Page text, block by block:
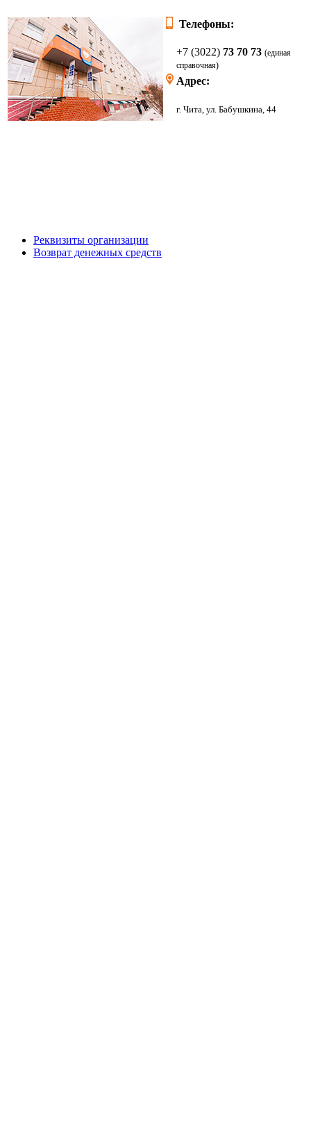
Телефоны:
+7 (3022) 73 70 73 (единая
справочная)
Адрес:
г. Чита, ул. Бабушкина, 44
Реквизиты организации
Возврат денежных средств